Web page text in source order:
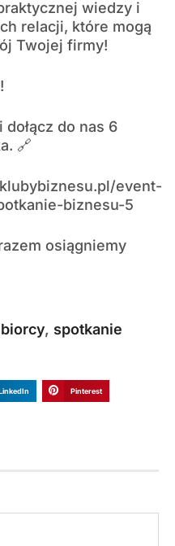
wiedzy i
relacji, które mogą
Twojej firmy!
do nas 6
🔗
event-
biznesu-5
osiągniemy
, spotkanie
Pinterest